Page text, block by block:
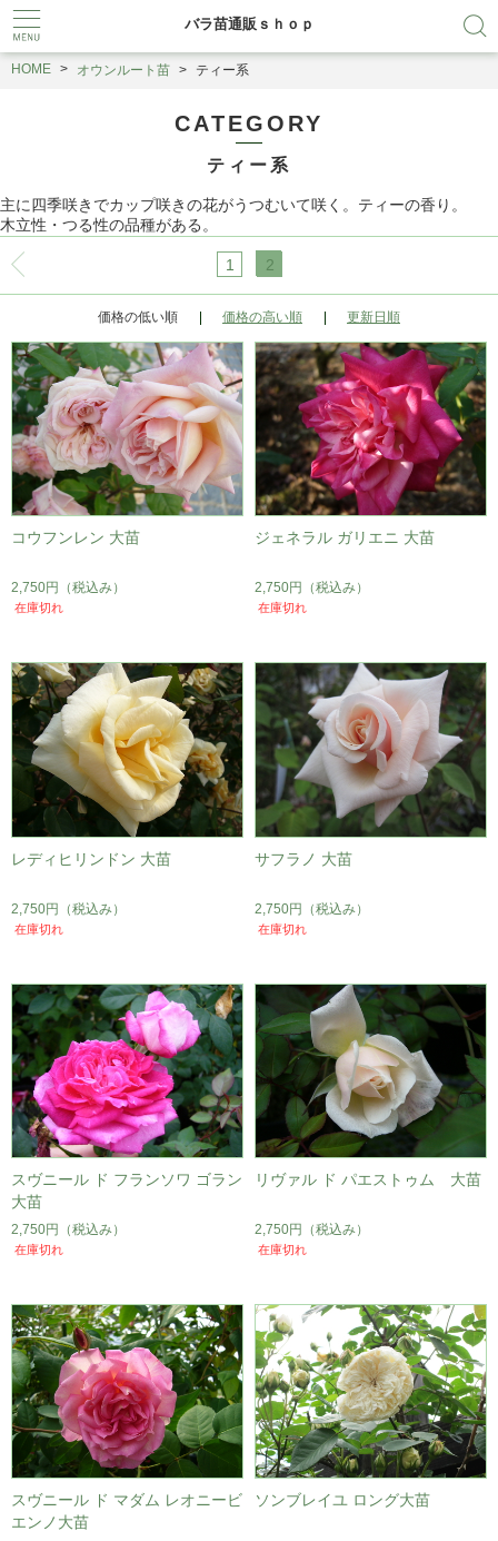
バラ苗通販ｓｈｏｐ
HOME オウンルート苗 ティー系
CATEGORY
ティー系
主に四季咲きでカップ咲きの花がうつむいて咲く。ティーの香り。
木立性・つる性の品種がある。
1 2
価格の低い順 価格の高い順 更新日順
コウフンレン 大苗
2,750円 （税込み）
在庫切れ
ジェネラル ガリエニ 大苗
2,750円 （税込み）
在庫切れ
レディヒリンドン 大苗
2,750円 （税込み）
在庫切れ
サフラノ 大苗
2,750円 （税込み）
在庫切れ
スヴニール ド フランソワ ゴラン
大苗
2,750円 （税込み）
在庫切れ
リヴァル ド パエストゥム 大苗
2,750円 （税込み）
在庫切れ
スヴニール ド マダム レオニービ
エンノ大苗
ソンブレイユ ロング大苗